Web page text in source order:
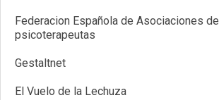
Federacion Española de Asociaciones de
psicoterapeutas
Gestaltnet
El Vuelo de la Lechuza